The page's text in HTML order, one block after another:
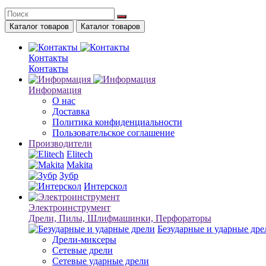
Каталог товаров Каталог товаров
Контакты
Контакты
Информация
О нас
Доставка
Политика конфиденциальности
Пользовательское соглашение
Производители
Elitech
Makita
Зубр
Интерскол
Электроинструмент
Дрели, Пилы, Шлифмашинки, Перфораторы
Безударные и ударные
Дрели-миксеры
Сетевые дрели
Сетевые ударные дрели